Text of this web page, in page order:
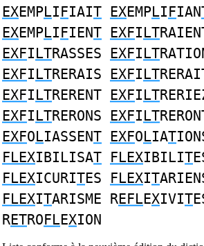
EXEMPLIFIAIT EXEMPLIFIAN
EXEMPLIFIENT EXFILT
EXFILTRASSES EXFILT
EXFILTRERAIS EXFILT
EXFILTRERENT EXFILT
EXFILTRERONS EXFILT
EXFOLIASSENT EXFOLIAT
FLEXIBILISAT FLEXIBILIT
FLEXICURITES FLEXIT
FLEXITARISME REFLEXIVIT
RETROFLEXION